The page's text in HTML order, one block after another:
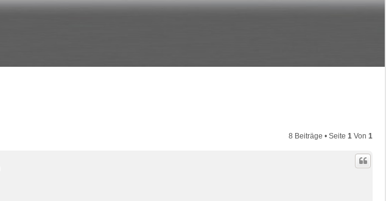
8 Beiträge • Seite 1 Von 1